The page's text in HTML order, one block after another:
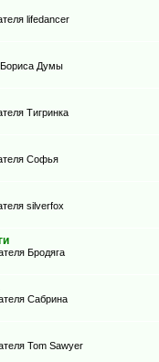
lifedancer
Бориса Думы
Тигринка
Софья
silverfox
Бродяга
Сабрина
Tom Sawyer